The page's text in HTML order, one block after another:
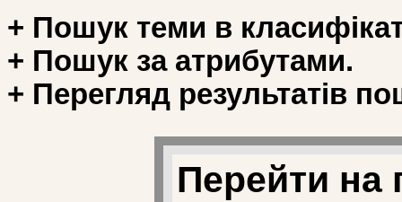
+ Пошук теми в
+ Пошук за атрибутами.
+ Перегляд результатів
Перейти на